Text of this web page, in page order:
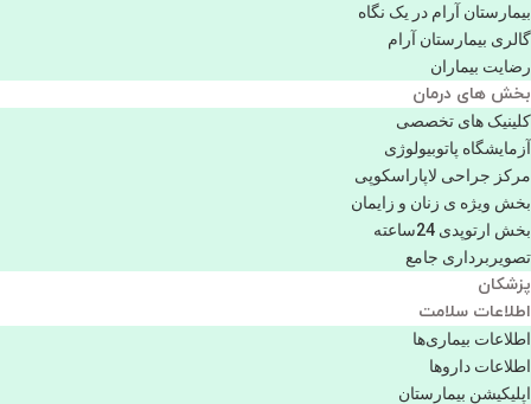
بیمارستان آرام در یک نگاه
گالری بیمارستان آرام
رضایت بیماران
بخش های درمان
کلینیک های تخصصی
آزمایشگاه پاتوبیولوژی
مرکز جراحی لاپاراسکوپی
بخش ویژه ی زنان و زایمان
بخش ارتوپدی 24ساعته
تصویربرداری جامع
پزشكان
اطلاعات سلامت
اطلاعات بیماری‌ها
اطلاعات دارو‌ها
اپليكيشن بيمارستان